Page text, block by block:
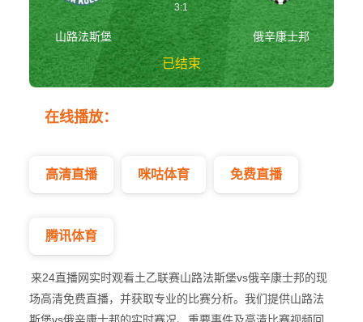
山路法斯堡
3:1
已结束
俄辛康士邦
在线播放：
高清直播 咪咕体育 免费直播
腾讯体育
来24直播网实时观看土乙联赛山路法斯堡vs俄辛康士邦的现
场高清免费直播，并获取专业的比赛分析。我们提供山路法